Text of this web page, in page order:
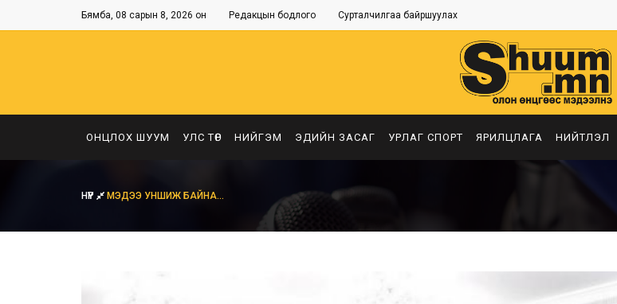
Бямба, 08 сарын 8, 2026 он Редакцын бодлого Сурталчилгаа байршуулах
ОНЦЛОХ ШУУМ УЛС ТӨР НИЙГЭМ ЭДИЙН ЗАСАГ УРЛАГ СПОРТ ЯРИЛЦЛАГА НИЙТЛЭЛ
НҮҮР МЭДЭЭ УНШИЖ БАЙНА...